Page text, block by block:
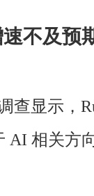
不及预
查显示，
AI 相关方